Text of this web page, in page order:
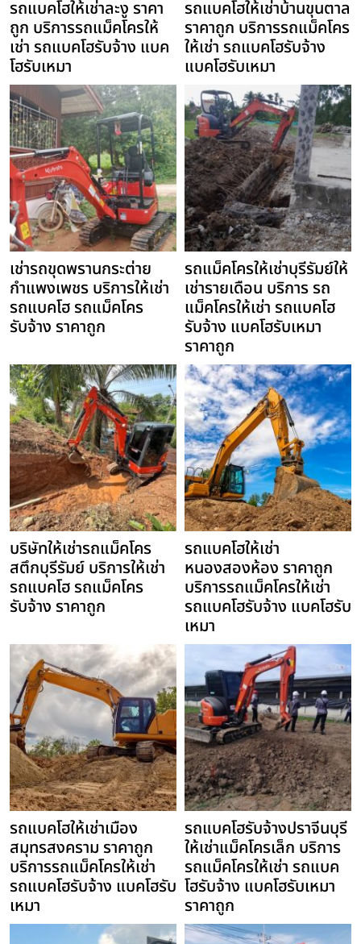
รถแบคโฮให้เช่าละงู ราคา
ถูก บริการรถแม็คโครให้
เช่า รถแบคโฮรับจ้าง แบค
โฮรับเหมา
รถแบคโฮให้เช่าบ้านขุนตาล
ราคาถูก บริการรถแม็คโคร
ให้เช่า รถแบคโฮรับจ้าง
แบคโฮรับเหมา
เช่ารถขุดพรานกระต่าย
กำแพงเพชร บริการให้เช่า
รถแบคโฮ รถแม็คโคร
รับจ้าง ราคาถูก
รถแม็คโครให้เช่าบุรีรัมย์ให้
เช่ารายเดือน บริการ รถ
แม็คโครให้เช่า รถแบคโฮ
รับจ้าง แบคโฮรับเหมา
ราคาถูก
บริษัทให้เช่ารถแม็คโคร
สตึกบุรีรัมย์ บริการให้เช่า
รถแบคโฮ รถแม็คโคร
รับจ้าง ราคาถูก
รถแบคโฮให้เช่า
หนองสองห้อง ราคาถูก
บริการรถแม็คโครให้เช่า
รถแบคโฮรับจ้าง แบคโฮรับ
เหมา
รถแบคโฮให้เช่าเมือง
สมุทรสงคราม ราคาถูก
บริการรถแม็คโครให้เช่า
รถแบคโฮรับจ้าง แบคโฮรับ
เหมา
รถแบคโฮรับจ้างปราจีนบุรี
ให้เช่าแม็คโครเล็ก บริการ
รถแม็คโครให้เช่า รถแบค
โฮรับจ้าง แบคโฮรับเหมา
ราคาถูก